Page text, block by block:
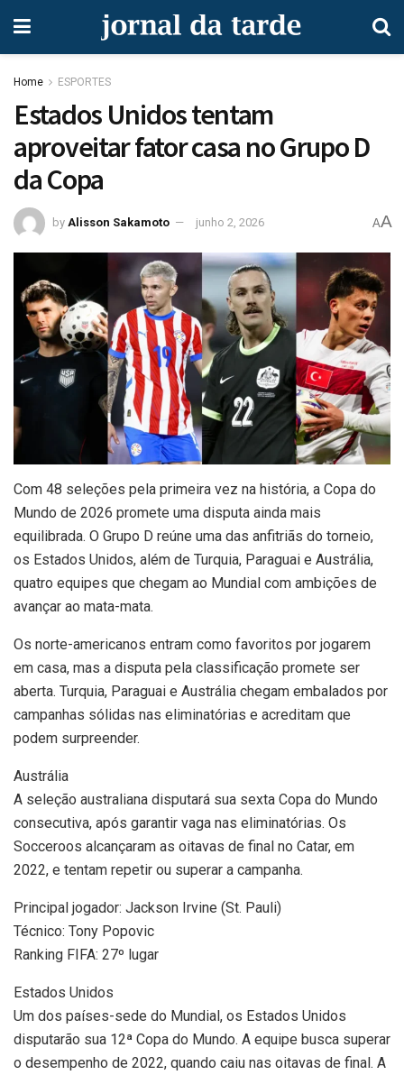
Home ESPORTES
Estados Unidos tentam
aproveitar fator casa no Grupo D
da Copa
by Alisson Sakamoto junho 2, 2026 AA
Com 48 seleções pela primeira vez na história, a Copa do
Mundo de 2026 promete uma disputa ainda mais
equilibrada. O Grupo D reúne uma das anfitriãs do torneio,
os Estados Unidos, além de Turquia, Paraguai e Austrália,
quatro equipes que chegam ao Mundial com ambições de
avançar ao mata-mata.
Os norte-americanos entram como favoritos por jogarem
em casa, mas a disputa pela classificação promete ser
aberta. Turquia, Paraguai e Austrália chegam embalados por
campanhas sólidas nas eliminatórias e acreditam que
podem surpreender.
Austrália
A seleção australiana disputará sua sexta Copa do Mundo
consecutiva, após garantir vaga nas eliminatórias. Os
Socceroos alcançaram as oitavas de final no Catar, em
2022, e tentam repetir ou superar a campanha.
Principal jogador: Jackson Irvine (St. Pauli)
Técnico: Tony Popovic
Ranking FIFA: 27º lugar
Estados Unidos
Um dos países-sede do Mundial, os Estados Unidos
disputarão sua 12ª Copa do Mundo. A equipe busca superar
o desempenho de 2022, quando caiu nas oitavas de final. A